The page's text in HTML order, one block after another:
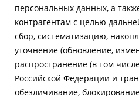
персональных данных, а
контрагентам с целью
сбор, систематизацию,
уточнение (обновление,
распространение (в том
Российской Федерации и
обезличивание,